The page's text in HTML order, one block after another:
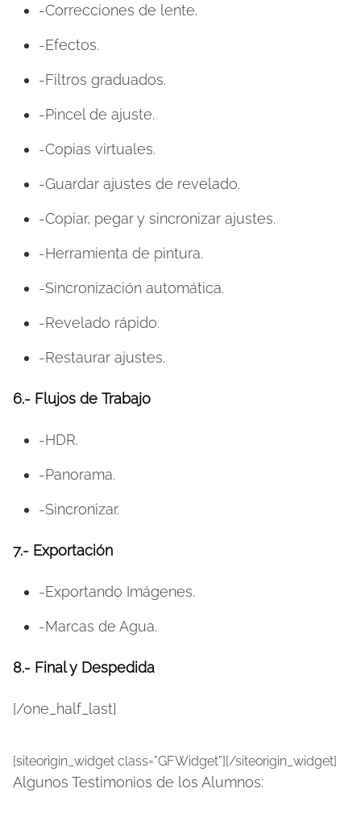
-Correcciones de lente.
-Efectos.
-Filtros graduados.
-Pincel de ajuste.
-Copias virtuales.
-Guardar ajustes de revelado.
-Copiar, pegar y sincronizar ajustes.
-Herramienta de pintura.
-Sincronización automática.
-Revelado rápido.
-Restaurar ajustes.
6.- Flujos de Trabajo
-HDR.
-Panorama.
-Sincronizar.
7.- Exportación
-Exportando Imágenes.
-Marcas de Agua.
8.- Final y Despedida
[/one_half_last]
[siteorigin_widget class=”GFWidget”][/siteorigin_widget]
Algunos Testimonios de los Alumnos: